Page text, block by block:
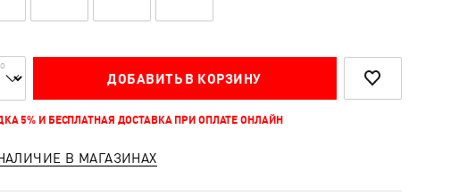
ДОБАВИТЬ В КОРЗИНУ
5% И БЕСПЛАТНАЯ ДОСТАВКА ПРИ ОПЛАТЕ ОНЛАЙН
В МАГАЗИНАХ